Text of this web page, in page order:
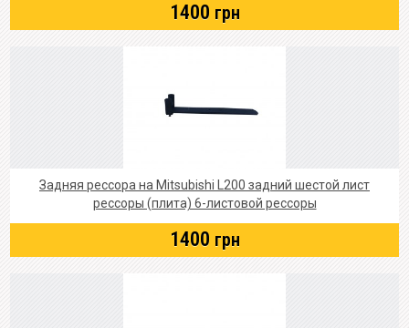
1400 грн
Задняя рессора на Mitsubishi L200 задний шестой лист
рессоры (плита) 6-листовой рессоры
1400 грн